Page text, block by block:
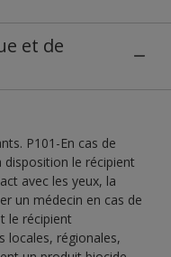
et de
P101-En cas de
disposition le récipient
avec les yeux, la
un médecin en cas de
le récipient
locales, régionales,